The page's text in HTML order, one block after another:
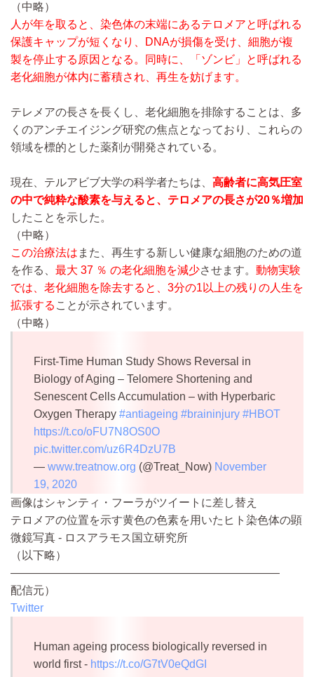
（中略）
人が年を取ると、染色体の末端にあるテロメアと呼ばれる
保護キャップが短くなり、DNAが損傷を受け、細胞が複
製を停止する原因となる。同時に、「ゾンビ」と呼ばれる
老化細胞が体内に蓄積され、再生を妨げます。
テレメアの長さを長くし、老化細胞を排除することは、多
くのアンチエイジング研究の焦点となっており、これらの
領域を標的とした薬剤が開発されている。
現在、テルアビブ大学の科学者たちは、 高齢者に高気圧室
の中で純粋な酸素を与えると、テロメアの長さが20％増加
したことを示した。
（中略）
この治療法は また、再生する新しい健康な細胞のための道
を作る、 最大 37 ％ の老化細胞を減少させます。 動物実験
では、老化細胞を除去すると、3分の1以上の残りの人生を
拡張する ことが示されています。
（中略）
First-Time Human Study Shows Reversal in
Biology of Aging – Telomere Shortening and
Senescent Cells Accumulation – with Hyperbaric
Oxygen Therapy #antiageing #braininjury #HBOT
https://t.co/oFU7N8OS0O
pic.twitter.com/uz6R4DzU7B
— www.treatnow.org (@Treat_Now) November
19, 2020
画像はシャンティ・フーラがツイートに差し替え
テロメアの位置を示す黄色の色素を用いたヒト染色体の顕
微鏡写真 - ロスアラモス国立研究所
（以下略）
————————————————————————
配信元）
Twitter
Human ageing process biologically reversed in
world first - https://t.co/G7tV0eQdGI